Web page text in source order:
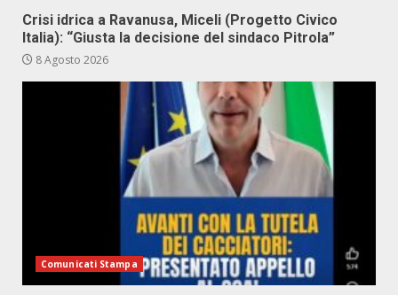
Crisi idrica a Ravanusa, Miceli (Progetto Civico
Italia): “Giusta la decisione del sindaco Pitrola”
8 Agosto 2026
Comunicati Stampa